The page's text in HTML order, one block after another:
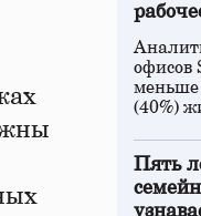
офисов
(40%)
Пять